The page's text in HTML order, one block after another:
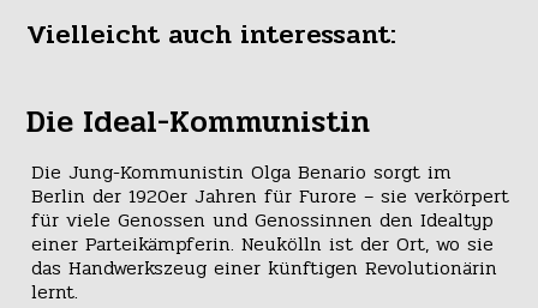
Vielleicht auch interessant:
Die Ideal-Kommunistin
Die Jung-Kommunistin Olga Benario sorgt im
Berlin der 1920er Jahren für Furore – sie verkörpert
für viele Genossen und Genossinnen den Idealtyp
einer Parteikämpferin. Neukölln ist der Ort, wo sie
das Handwerkszeug einer künftigen Revolutionärin
lernt.